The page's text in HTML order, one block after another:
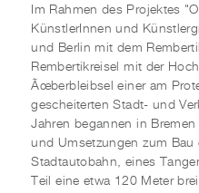
Im Rahmen des Projektes
KünstlerInnen und
und Berlin mit dem
Rembertikreisel mit der
Ãœberbleibsel einer am
gescheiterten Stadt- und
Jahren begannen in
und Umsetzungen zum Bau
Stadtautobahn, eines
Teil eine etwa 120 Meter